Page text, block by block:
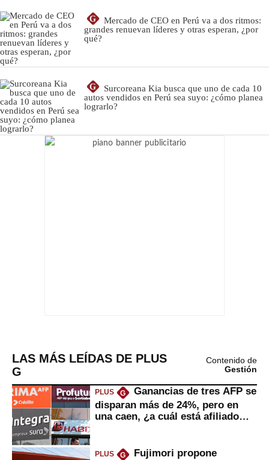
G
Mercado de CEO en Perú va a dos ritmos:
grandes renuevan líderes y otras esperan, ¿por
qué?
G
Surcoreana Kia busca que uno de cada 10
autos vendidos en Perú sea suyo: ¿cómo planea
lograrlo?
LAS MÁS LEÍDAS DE PLUS
G
Contenido de
Gestión
PLUS G
Ganancias de tres AFP se
disparan más de 24%, pero en
una caen, ¿a cuál está afiliado
PLUS G
Fujimori propone